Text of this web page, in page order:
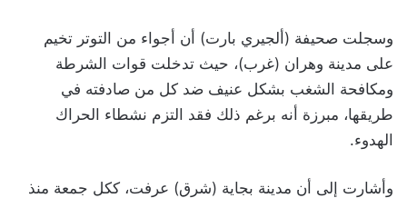
وسجلت صحيفة (ألجيري بارت) أن أجواء من التوتر تخيم
على مدينة وهران (غرب)، حيث تدخلت قوات الشرطة
ومكافحة الشغب بشكل عنيف ضد كل من صادفته في
طريقها، مبرزة أنه برغم ذلك فقد التزم نشطاء الحراك
الهدوء.
وأشارت إلى أن مدينة بجاية (شرق) عرفت، ككل جمعة منذ